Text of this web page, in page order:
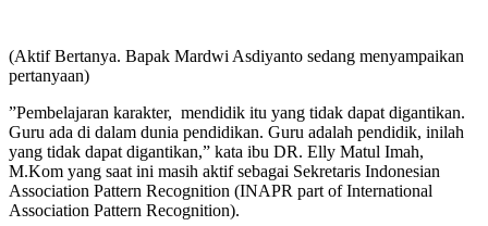
(Aktif Bertanya. Bapak Mardwi Asdiyanto sedang menyampaikan
pertanyaan)
”Pembelajaran karakter, mendidik itu yang tidak dapat digantikan.
Guru ada di dalam dunia pendidikan. Guru adalah pendidik, inilah
yang tidak dapat digantikan,” kata ibu DR. Elly Matul Imah,
M.Kom yang saat ini masih aktif sebagai Sekretaris Indonesian
Association Pattern Recognition (INAPR part of International
Association Pattern Recognition).